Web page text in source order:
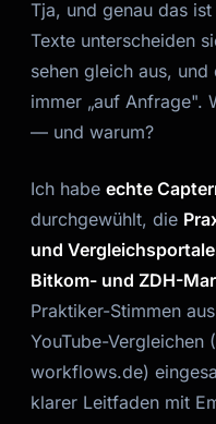
Tja, und genau das
Texte unterscheiden
sehen gleich aus,
immer „auf Anfrage".
— und warum?
Ich habe echte
durchgewühlt, die
und
Bitkom- und ZDH-
Praktiker-Stimmen
YouTube-
workflows.de)
klarer Leitfaden mit